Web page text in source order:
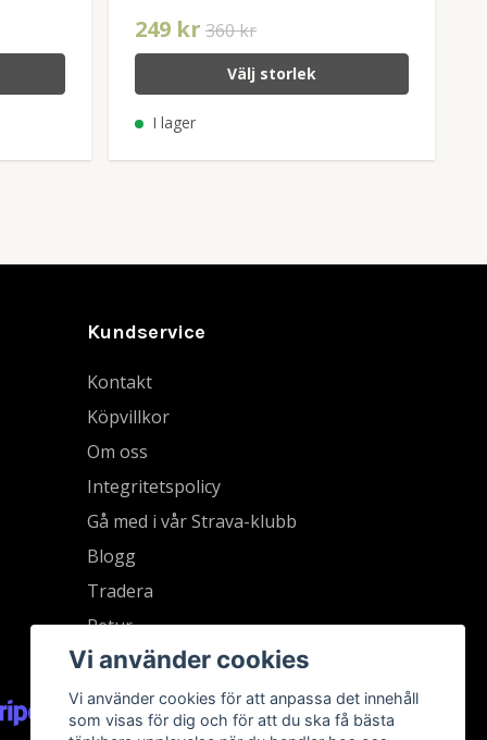
249 kr 360 kr
Välj storlek
I lager
Kundservice
Kontakt
Köpvillkor
Om oss
Integritetspolicy
Gå med i vår Strava-klubb
Blogg
Tradera
Retur
Vi använder cookies
Vi använder cookies för att anpassa det innehåll
som visas för dig och för att du ska få bästa